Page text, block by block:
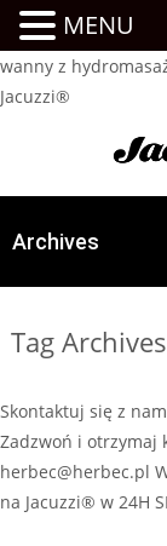
wanny z
Jacuzzi®
Archives
Tag
Skontaktuj się z
Zadzwoń i otrzymaj
herbec@herbec.pl
na Jacuzzi® w 24H
MENU